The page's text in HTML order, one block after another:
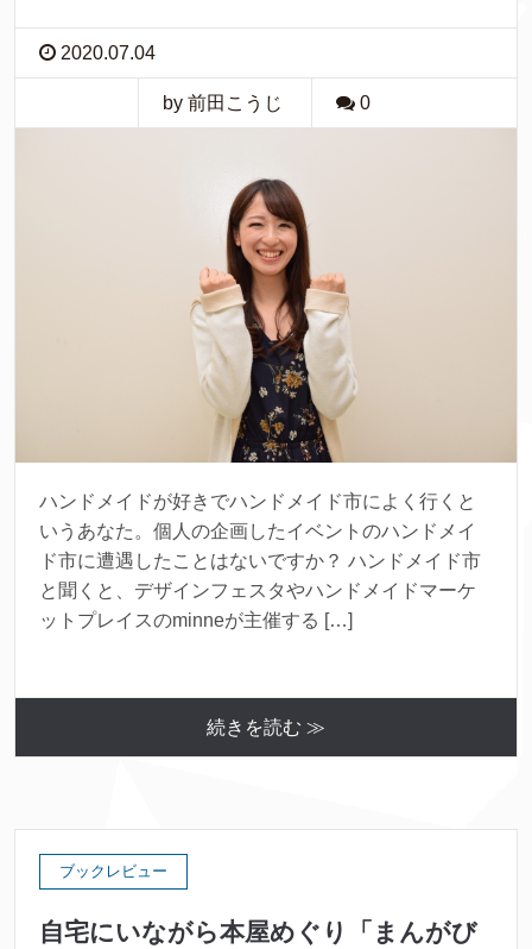
2020.07.04
by 前田こうじ 0
ハンドメイドが好きでハンドメイド市によく行くと
いうあなた。個人の企画したイベントのハンドメイ
ド市に遭遇したことはないですか？ ハンドメイド市
と聞くと、デザインフェスタやハンドメイドマーケ
ットプレイスのminneが主催する […]
続きを読む ≫
ブックレビュー
自宅にいながら本屋めぐり「まんがび